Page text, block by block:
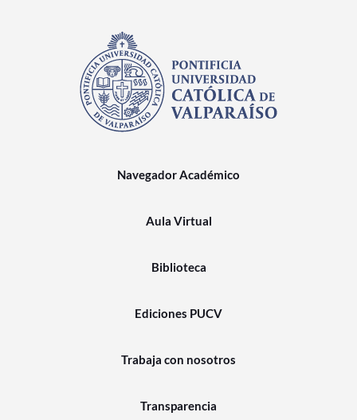
Navegador Académico
Aula Virtual
Biblioteca
Ediciones PUCV
Trabaja con nosotros
Transparencia